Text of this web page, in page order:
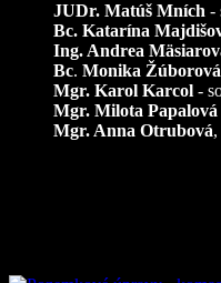
JUDr. Matúš Mních -
Bc. Katarína
Ing. Andrea
Bc. Monika Žúborová
Mgr. Karol Karcol -
Mgr. Milota Papalová
Mgr. Anna Otrubová